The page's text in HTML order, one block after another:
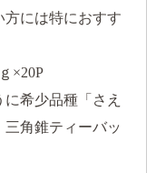
には特におすす
×20P
希少品種「さえ
角錐ティーバッ